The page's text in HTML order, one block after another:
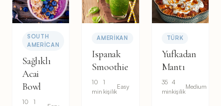
SOUTH
AMERICAN
Sağlıklı
Acai
Bowl
10
1
AMERIKAN
Ispanak
Smoothie
10
min
1
kişilik
Easy
TÜRK
Yufkadan
Mantı
35
min
4
kişilik
Medium